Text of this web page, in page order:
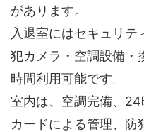
があります。
入退室にはセキュリ
犯カメラ・空調設備・
時間利用可能です。
室内は、空調完備、
カードによる管理、防